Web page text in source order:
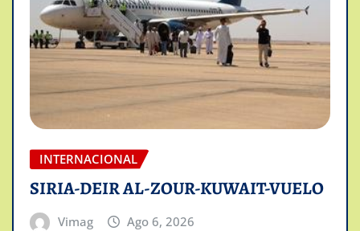
INTERNACIONAL
SIRIA-DEIR AL-ZOUR-KUWAIT-VUELO
Vimag Ago 6, 2026